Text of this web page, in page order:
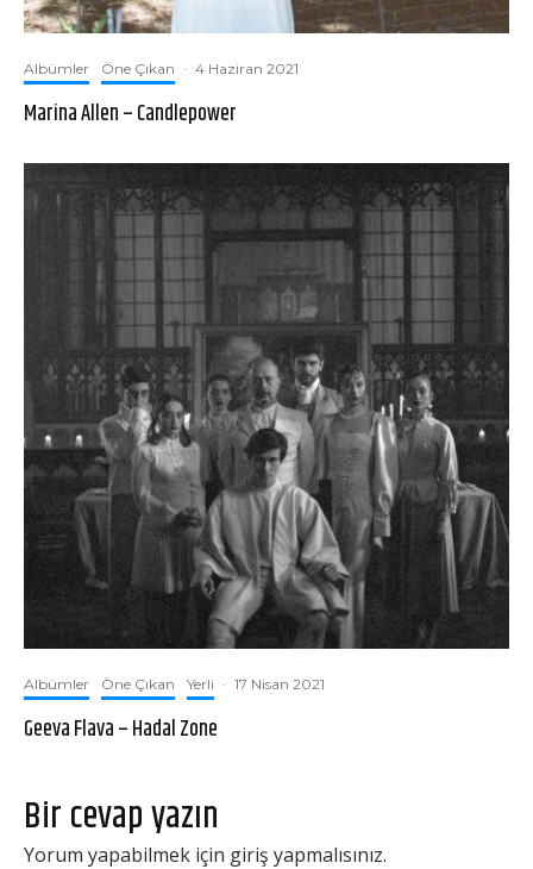
Albümler Öne Çıkan · 4 Haziran 2021
Marina Allen – Candlepower
Albümler Öne Çıkan Yerli · 17 Nisan 2021
Geeva Flava – Hadal Zone
Bir cevap yazın
Yorum yapabilmek için giriş yapmalısınız.